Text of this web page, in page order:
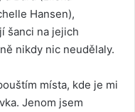
Hansen),
šanci na jejich
nikdy nic neudělaly.
místa, kde je mi
Jenom jsem